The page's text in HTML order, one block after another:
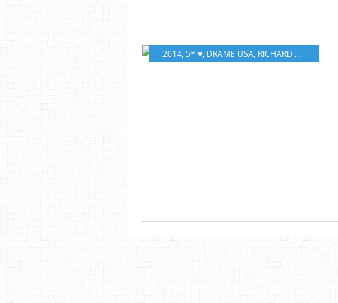
2014, 5* ♥, DRAME USA, RICHARD LINKLATER